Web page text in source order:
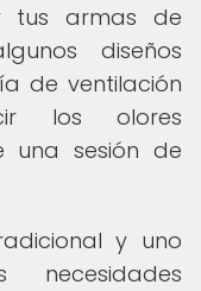
tus armas de
diseños
de ventilación
los olores
una sesión de
y uno
necesidades